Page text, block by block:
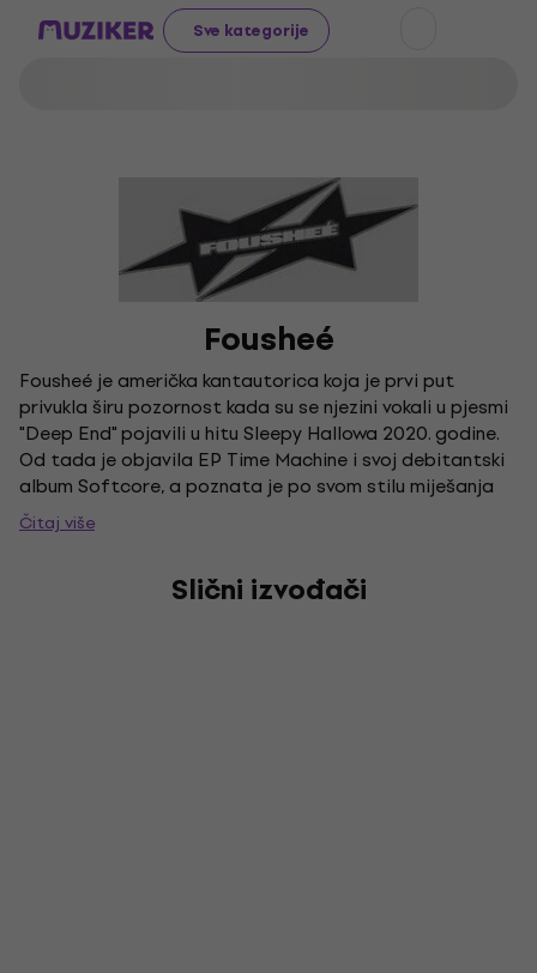
Sve kategorije
Fousheé
Fousheé je američka kantautorica koja je prvi put
privukla širu pozornost kada su se njezini vokali u pjesmi
"Deep End" pojavili u hitu Sleepy Hallowa 2020. godine.
Od tada je objavila EP Time Machine i svoj debitantski
album Softcore, a poznata je po svom stilu miješanja
žanrova i suradnji s umjetnicima poput Vincea Staplesa,
Lil Waynea, Jamesa Blakea i Stevea Lacyja.
Čitaj više
Slični izvođači